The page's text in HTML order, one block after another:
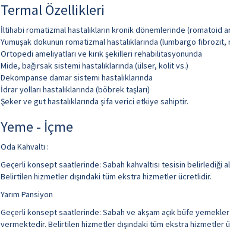
Termal Özellikleri
İltihabi romatizmal hastalıkların kronik dönemlerinde (romatoid
Yumuşak dokunun romatizmal hastalıklarında (lumbargo fibrozit,
Ortopedi ameliyatları ve kırık şekilleri rehabilitasyonunda
Mide, bağırsak sistemi hastalıklarında (ülser, kolit vs.)
Dekompanse damar sistemi hastalıklarında
İdrar yolları hastalıklarında (böbrek taşları)
Şeker ve gut hastalıklarında şifa verici etkiye sahiptir.
Yeme - İçme
Oda Kahvaltı :
Geçerli konsept saatlerinde: Sabah kahvaltısı tesisin belirlediği
Belirtilen hizmetler dışındaki tüm ekstra hizmetler ücretlidir.
Yarım Pansiyon
Geçerli konsept saatlerinde: Sabah ve akşam açık büfe
vermektedir. Belirtilen hizmetler dışındaki tüm ekstra hizmetler